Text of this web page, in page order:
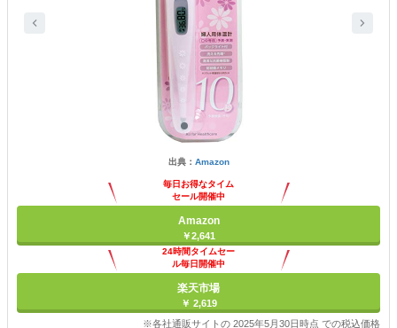
出典： Amazon
毎日お得なタイム
セール開催中
Amazon
￥2,641
24時間タイムセー
ル毎日開催中
楽天市場
￥ 2,619
※各社通販サイトの 2025年5月30日時点 での税込価格